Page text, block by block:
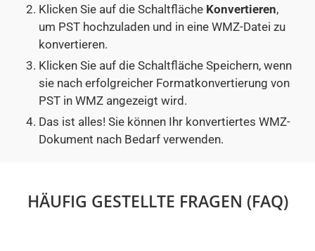
Klicken Sie auf die Schaltfläche Konvertieren,
um PST hochzuladen und in eine WMZ-Datei zu
konvertieren.
Klicken Sie auf die Schaltfläche Speichern, wenn
sie nach erfolgreicher Formatkonvertierung von
PST in WMZ angezeigt wird.
Das ist alles! Sie können Ihr konvertiertes WMZ-
Dokument nach Bedarf verwenden.
HÄUFIG GESTELLTE FRAGEN (FAQ)